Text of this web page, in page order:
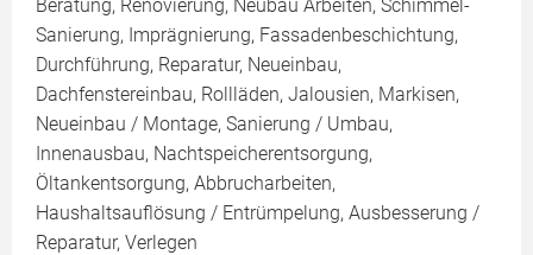
Beratung, Renovierung, Neubau Arbeiten, Schimmel-
Sanierung, Imprägnierung, Fassadenbeschichtung,
Durchführung, Reparatur, Neueinbau,
Dachfenstereinbau, Rollläden, Jalousien, Markisen,
Neueinbau / Montage, Sanierung / Umbau,
Innenausbau, Nachtspeicherentsorgung,
Öltankentsorgung, Abbrucharbeiten,
Haushaltsauflösung / Entrümpelung, Ausbesserung /
Reparatur, Verlegen